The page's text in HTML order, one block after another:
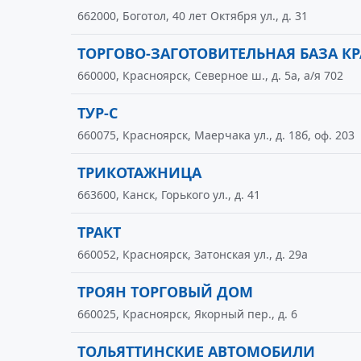
662000, Боготол, 40 лет Октября ул., д. 31
ТОРГОВО-ЗАГОТОВИТЕЛЬНАЯ БАЗА
660000, Красноярск, Северное ш., д. 5а, а/я 702
ТУР-С
660075, Красноярск, Маерчака ул., д. 18б, оф. 203
ТРИКОТАЖНИЦА
663600, Канск, Горького ул., д. 41
ТРАКТ
660052, Красноярск, Затонская ул., д. 29а
ТРОЯН ТОРГОВЫЙ ДОМ
660025, Красноярск, Якорный пер., д. 6
ТОЛЬЯТТИНСКИЕ АВТОМОБИЛИ